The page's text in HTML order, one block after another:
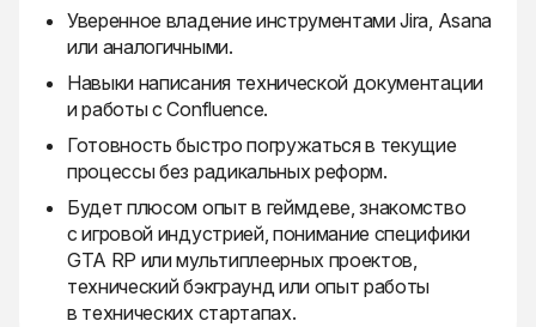
Уверенное владение инструментами Jira, Asana
или аналогичными.
Навыки написания технической документации
и работы с Confluence.
Готовность быстро погружаться в текущие
процессы без радикальных реформ.
Будет плюсом опыт в геймдеве, знакомство
с игровой индустрией, понимание специфики
GTA RP или мультиплеерных проектов,
технический бэкграунд или опыт работы
в технических стартапах.